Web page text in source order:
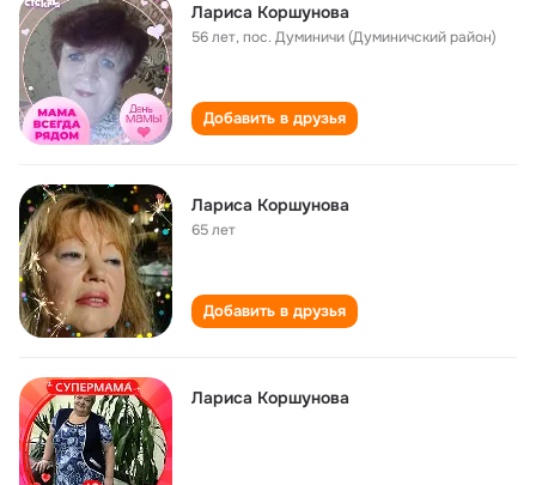
Лариса Коршунова
56 лет,пос. Думиничи (Думиничский район)
Добавить в друзья
Лариса Коршунова
65 лет
Добавить в друзья
Лариса Коршунова